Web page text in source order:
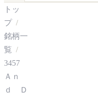
トッ
プ
銘柄一
覧
3457
Ａｎ
ｄ Ｄ